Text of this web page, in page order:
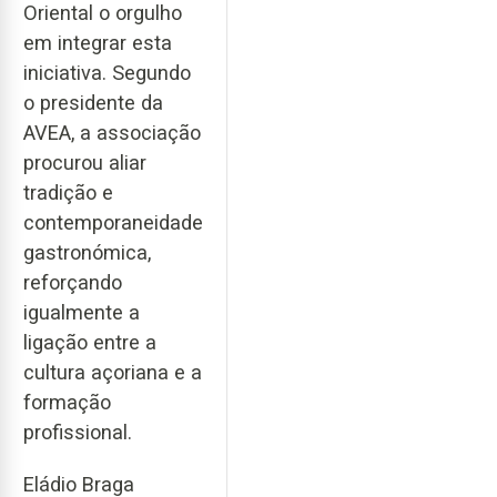
Oriental o orgulho
em integrar esta
iniciativa. Segundo
o presidente da
AVEA, a associação
procurou aliar
tradição e
contemporaneidade
gastronómica,
reforçando
igualmente a
ligação entre a
cultura açoriana e a
formação
profissional.
Eládio Braga